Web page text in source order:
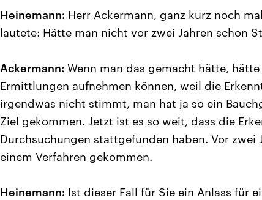
Heinemann: Herr Ackermann, ganz kurz noch
lautete: Hätte man nicht vor zwei Jahren schon
Ackermann: Wenn man das gemacht hätte,
Ermittlungen aufnehmen können, weil die
irgendwas nicht stimmt, man hat ja so ein
Ziel gekommen. Jetzt ist es so weit, dass die
Durchsuchungen stattgefunden haben. Vor zwei
einem Verfahren gekommen.
Heinemann: Ist dieser Fall für Sie ein Anlass für